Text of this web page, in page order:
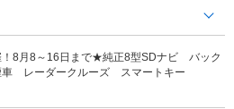
8月8～16日まで★純正8型SDナビ バック
レーダークルーズ スマートキー